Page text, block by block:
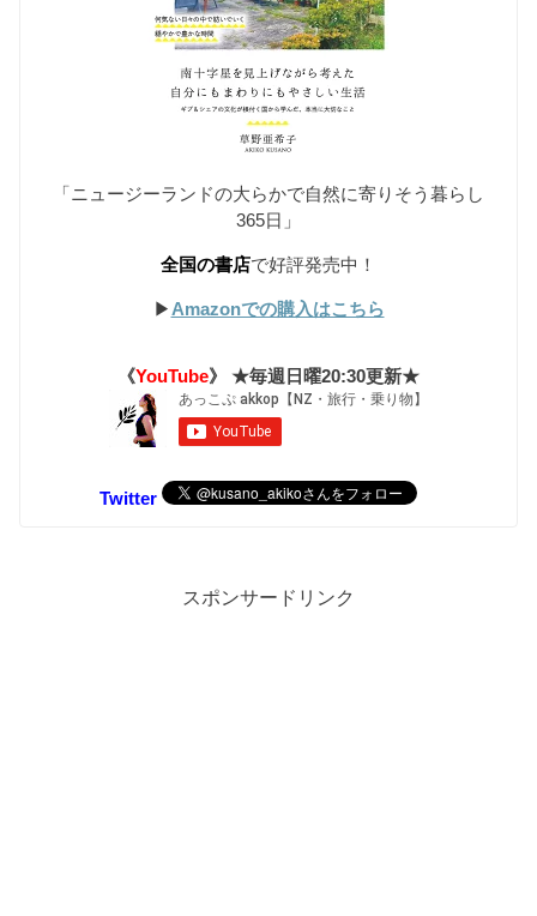
「ニュージーランドの大らかで自然に寄りそう暮らし
365日」
全国の書店で好評発売中！
▶︎ Amazonでの購入はこちら
《YouTube》 ★毎週日曜20:30更新★
Twitter
スポンサードリンク